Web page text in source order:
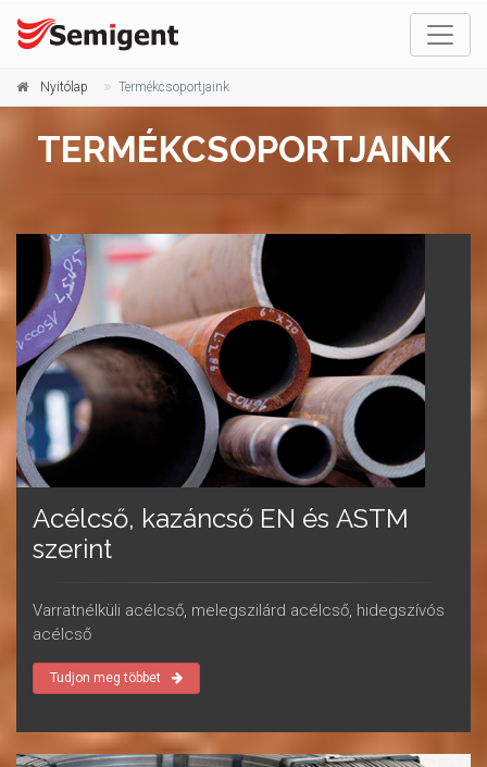
Nyitólap Termékcsoportjaink
TERMÉKCSOPORTJAINK
Acélcső, kazáncső EN és ASTM
szerint
Varratnélküli acélcső, melegszilárd acélcső, hidegszívós
acélcső
Tudjon meg többet